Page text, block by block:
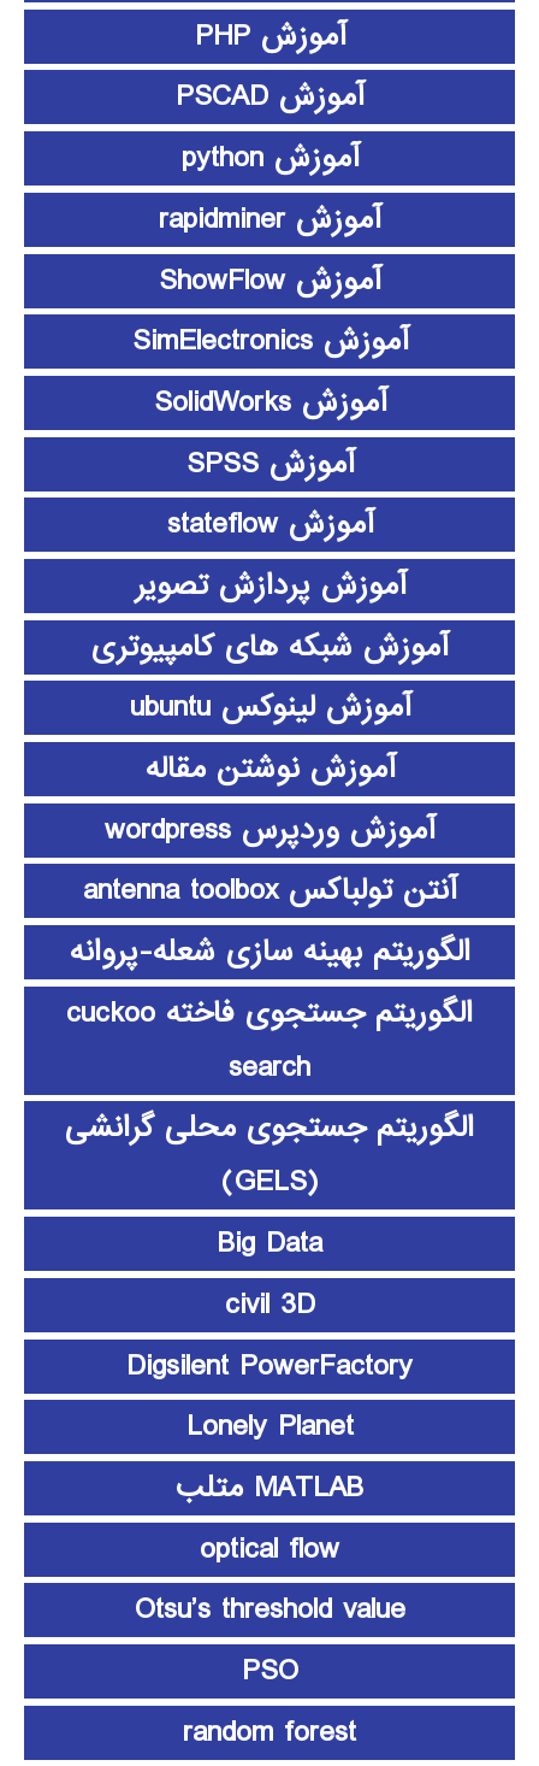
آموزش PHP
آموزش PSCAD
آموزش python
آموزش rapidminer
آموزش ShowFlow
آموزش SimElectronics
آموزش SolidWorks
آموزش SPSS
آموزش stateflow
آموزش پردازش تصویر
آموزش شبکه های کامپیوتری
آموزش لینوکس ubuntu
آموزش نوشتن مقاله
آموزش وردپرس wordpress
آنتن تولباکس antenna toolbox
الگوریتم بهینه سازی شعله-پروانه
الگوریتم جستجوی فاخته cuckoo
search
الگوریتم جستجوی محلی گرانشی
(GELS)
Big Data
civil 3D
Digsilent PowerFactory
Lonely Planet
MATLAB متلب
optical flow
Otsu’s threshold value
PSO
random forest